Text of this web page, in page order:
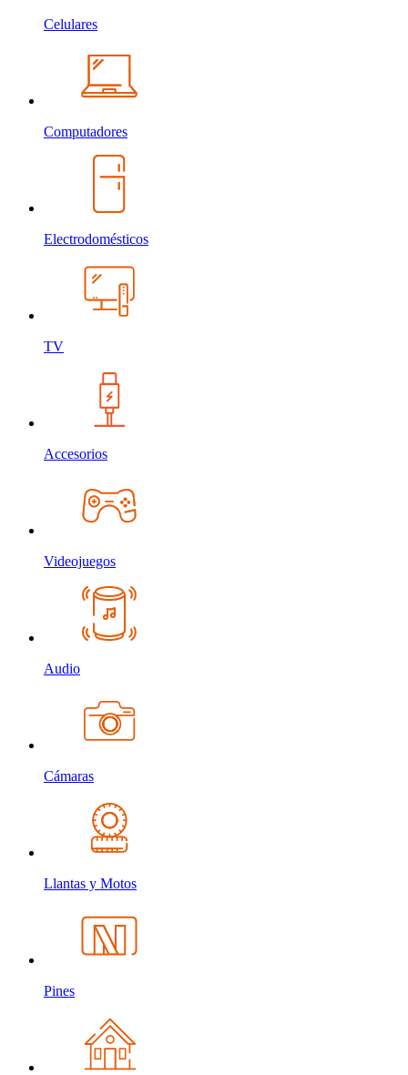
Celulares
Computadores
Electrodomésticos
TV
Accesorios
Videojuegos
Audio
Cámaras
Llantas y Motos
Pines